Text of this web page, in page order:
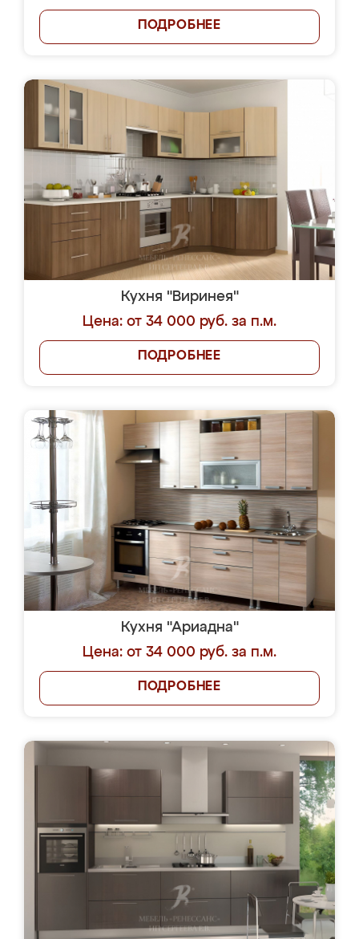
ПОДРОБНЕЕ
Кухня "Виринея"
Цена: от 34 000 руб. за п.м.
ПОДРОБНЕЕ
Кухня "Ариадна"
Цена: от 34 000 руб. за п.м.
ПОДРОБНЕЕ